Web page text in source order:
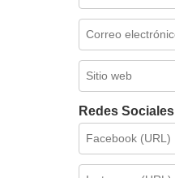
Redes Sociales